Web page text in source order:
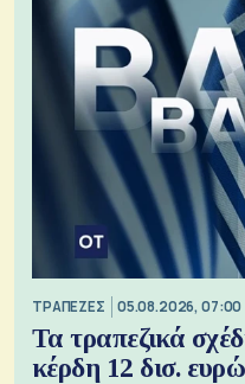
ΤΡΑΠΕΖΕΣ 05.08.2026, 07:00
Τα τραπεζικά
κέρδη 12 δισ. ευρώ